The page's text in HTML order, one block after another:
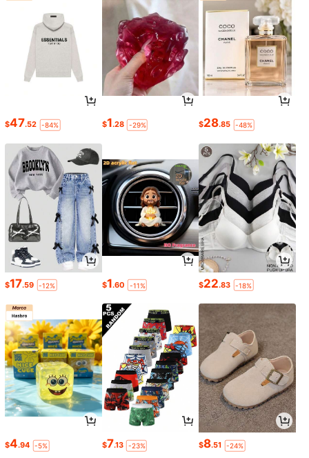
$47.52 -84% $1.28 -29% $28.85 -48%
$17.59 -12% $1.60 -11% $22.83 -18%
$4.94 -5% $7.13 -23% $8.51 -24%